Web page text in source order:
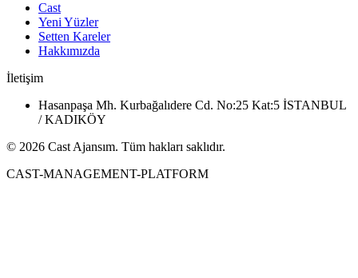
Cast
Yeni Yüzler
Setten Kareler
Hakkımızda
İletişim
Hasanpaşa Mh. Kurbağalıdere Cd. No:25 Kat:5 İSTANBUL
/ KADIKÖY
© 2026 Cast Ajansım. Tüm hakları saklıdır.
CAST-MANAGEMENT-PLATFORM